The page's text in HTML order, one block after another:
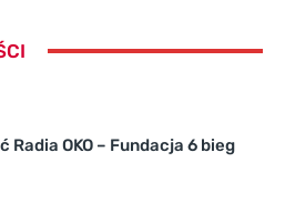
Radia OKO – Fundacja 6 bieg